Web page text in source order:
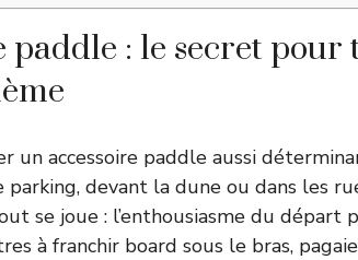
paddle : le secret
un accessoire paddle aussi
devant la dune ou dans les
se joue : l’enthousiasme du départ
à franchir board sous le bras,